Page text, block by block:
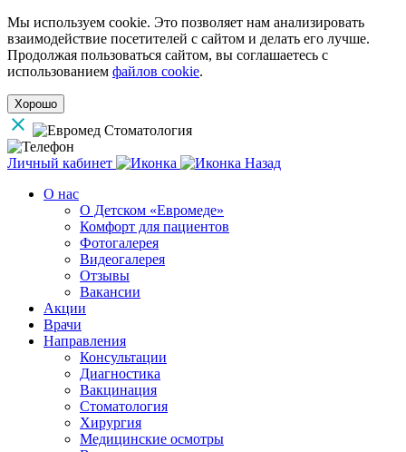
Мы используем cookie. Это позволяет нам анализировать
взаимодействие посетителей с сайтом и делать его лучше.
Продолжая пользоваться сайтом, вы соглашаетесь с
использованием файлов cookie.
Хорошо
Личный кабинет
Назад
О нас
О Детском «Евромеде»
Комфорт для пациентов
Фотогалерея
Видеогалерея
Отзывы
Вакансии
Акции
Врачи
Направления
Консультации
Диагностика
Вакцинация
Стоматология
Хирургия
Медицинские осмотры